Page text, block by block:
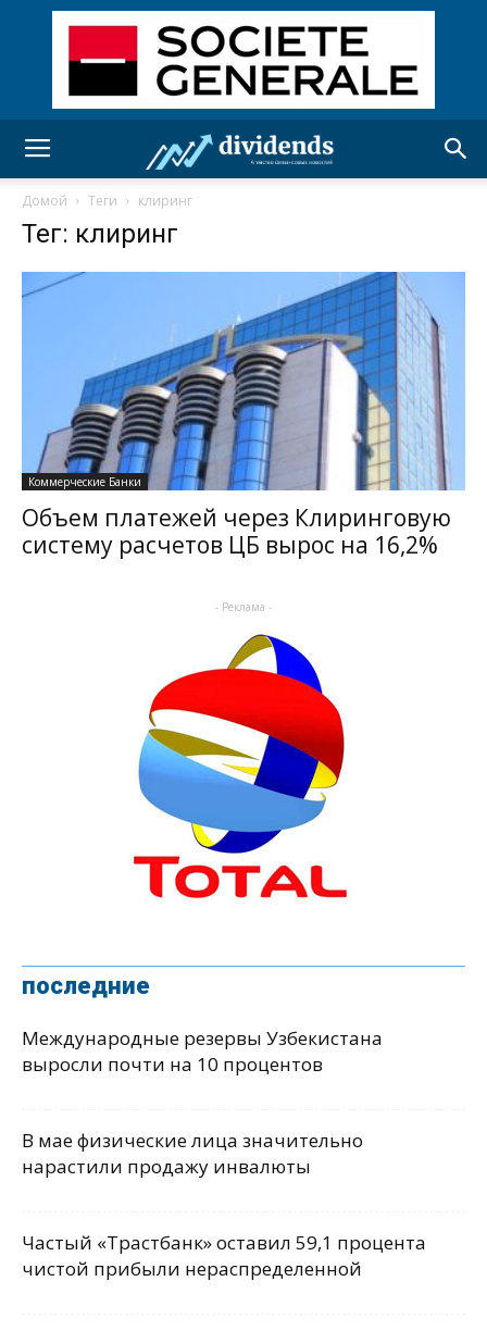
Домой Теги клиринг
Тег: клиринг
Коммерческие Банки
Объем платежей через Клиринговую
систему расчетов ЦБ вырос на 16,2%
- Реклама -
последние
Международные резервы Узбекистана
выросли почти на 10 процентов
В мае физические лица значительно
нарастили продажу инвалюты
Частый «Трастбанк» оставил 59,1 процента
чистой прибыли нераспределенной